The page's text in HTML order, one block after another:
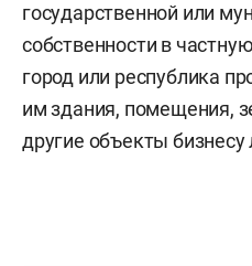
государственной или
собственности в
город или республика
им здания, помещения,
другие объекты